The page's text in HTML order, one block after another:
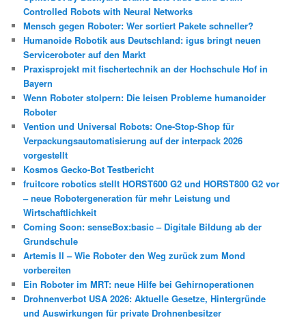
Controlled Robots with Neural Networks
Mensch gegen Roboter: Wer sortiert Pakete schneller?
Humanoide Robotik aus Deutschland: igus bringt neuen
Serviceroboter auf den Markt
Praxisprojekt mit fischertechnik an der Hochschule Hof in
Bayern
Wenn Roboter stolpern: Die leisen Probleme humanoider
Roboter
Vention und Universal Robots: One-Stop-Shop für
Verpackungsautomatisierung auf der interpack 2026
vorgestellt
Kosmos Gecko-Bot Testbericht
fruitcore robotics stellt HORST600 G2 und HORST800 G2 vor
– neue Robotergeneration für mehr Leistung und
Wirtschaftlichkeit
Coming Soon: senseBox:basic – Digitale Bildung ab der
Grundschule
Artemis II – Wie Roboter den Weg zurück zum Mond
vorbereiten
Ein Roboter im MRT: neue Hilfe bei Gehirnoperationen
Drohnenverbot USA 2026: Aktuelle Gesetze, Hintergründe
und Auswirkungen für private Drohnenbesitzer